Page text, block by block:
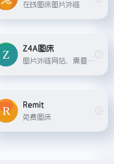
在线图床图片外链
Z4A图床
图片外链网站，需要注册才能使用，速度较快，支持 JPG PNG BMP GIF WEBP 等格式，照片最大可上传64M。
Remit
免费图床